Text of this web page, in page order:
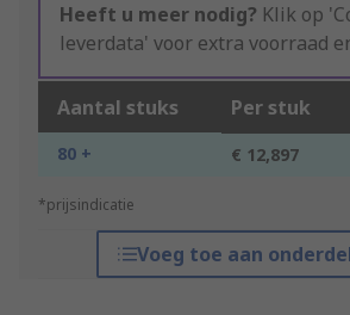
Heeft u meer nodig? Klik op
leverdata' voor extra voorraad
Aantal stuks Per stuk
80 + € 12,897
*prijsindicatie
Voeg toe aan